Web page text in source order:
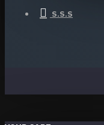
S.S.S